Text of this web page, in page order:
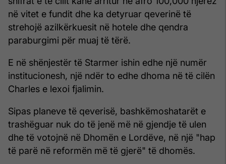
në vitet e fundit dhe ka detyruar qeverinë të
strehojë azilkërkuesit në hotele dhe qendra
paraburgimi për muaj të tërë.
E në shënjestër të Starmer ishin edhe një numër
institucionesh, një ndër to edhe dhoma në të cilën
Charles e lexoi fjalimin.
Sipas planeve të qeverisë, bashkëmoshatarët e
trashëguar nuk do të jenë më në gjendje të ulen
dhe të votojnë në Dhomën e Lordëve, në një "hap
të parë në reformën më të gjerë" të dhomës.